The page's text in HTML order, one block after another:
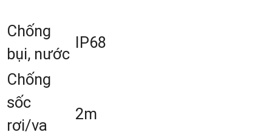
Quá trình khởi tạo nhanh chỉ với
cho lần đo mới và mấy 5s cho khởi
lại giúp hiệu suất làm việc luôn
bảo cao nhất.
Chống
bụi, nước
IP68
Chống
sốc
rơi/va
2m